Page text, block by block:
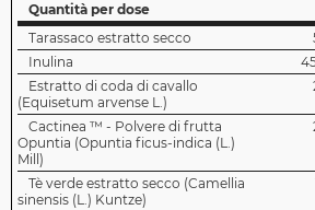
Quantità per dose
Tarassaco estratto secco
Inulina
Estratto di coda di cavallo
(Equisetum arvense L.)
Cactinea ™ - Polvere di frutta
Opuntia (Opuntia ficus-indica (L.)
Mill)
Tè verde estratto secco (Camellia
sinensis (L.) Kuntze)